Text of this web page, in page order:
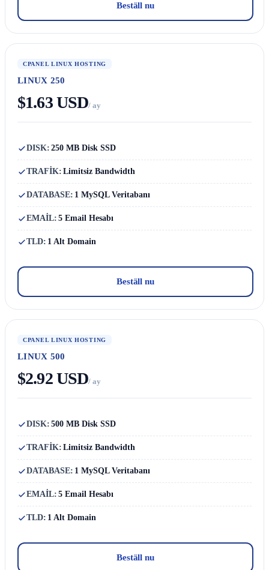
Beställ nu
CPANEL LINUX HOSTING
LINUX 250
$1.63 USD/ ay
DISK: 250 MB Disk SSD
TRAFİK: Limitsiz Bandwidth
DATABASE: 1 MySQL Veritabanı
EMAİL: 5 Email Hesabı
TLD: 1 Alt Domain
Beställ nu
CPANEL LINUX HOSTING
LINUX 500
$2.92 USD/ ay
DISK: 500 MB Disk SSD
TRAFİK: Limitsiz Bandwidth
DATABASE: 1 MySQL Veritabanı
EMAİL: 5 Email Hesabı
TLD: 1 Alt Domain
Beställ nu